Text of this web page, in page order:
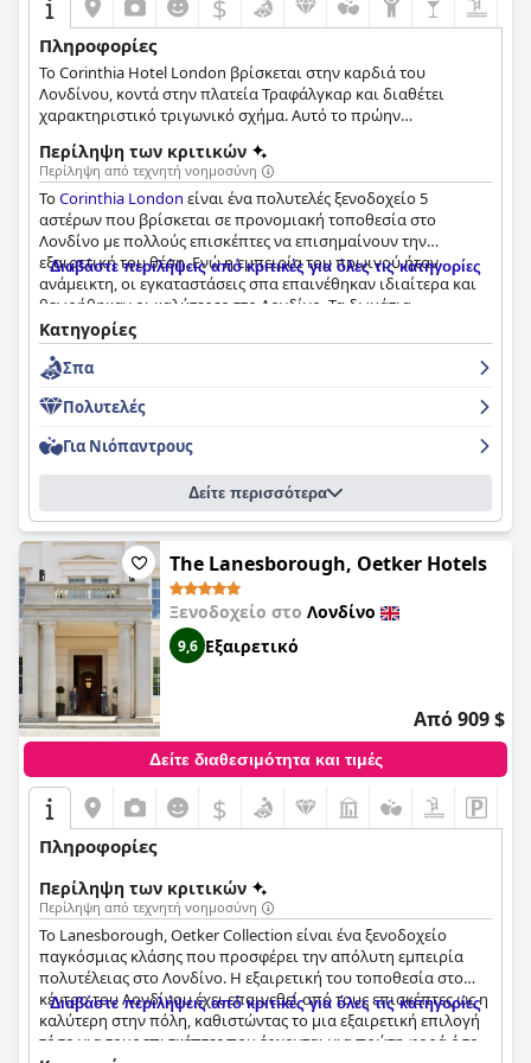
$
Πληροφορίες
Το Corinthia Hotel London βρίσκεται στην καρδιά του
Λονδίνου, κοντά στην πλατεία Τραφάλγκαρ και διαθέτει
χαρακτηριστικό τριγωνικό σχήμα. Αυτό το πρώην
ξανάνοιξε σαν ξενοδοχείο το 2011.
Περίληψη των κριτικών
Περίληψη από τεχνητή νοημοσύνη
ΤοCorinthia London είναι ένα πολυτελές ξενοδοχείο 5
αστέρων που βρίσκεται σε προνομιακή τοποθεσία στο
Λονδίνο με πολλούς επισκέπτες να επισημαίνουν την
εξαιρετική του θέση. Ενώ η εμπειρία του πρωινού ήταν
ανάμεικτη, οι εγκαταστάσεις σπα επαινέθηκαν ιδιαίτερα και
θεωρήθηκαν οι καλύτερες στο Λονδίνο. Τα δωμάτια
περιγράφηκαν ως πολυτελή και όμορφα διακοσμημένα, αν και
ορισμένοι επισκέπτες είχαν προβλήματα με την καθαριότητα
και την εξυπηρέτηση. Ωστόσο, το εξαιρετικό προσωπικό έκανε
ευπρόσδεκτοι και άνετοι. Συνολικά, το
θεωρείται ένα από τα καλύτερα ξενοδοχεία στο Λονδίνο με
κορυφαίες εγκαταστάσεις και υπηρεσίες που αξίζουν
πραγματικά τη βαθμολογία 5 αστέρων. Αν ψάχνετε για μια
πραγματικά πολυτελή εμπειρία στο Λονδίνο, το
Londonαξίζει σίγουρα να το ελέγξετε.
Διαβάστε περιλήψεις από κριτικές για όλες τις κατηγορίες
Κατηγορίες
Σπα
Πολυτελές
Για Νιόπαντρους
Δείτε περισσότερα
The Lanesborough, Oetker Hotels
Ξενοδοχείο στο Λονδίνο
9,6 Εξαιρετικό
Από 909 $
Δείτε διαθεσιμότητα και τιμές
$
Πληροφορίες
Περίληψη των κριτικών
Περίληψη από τεχνητή νοημοσύνη
Το Lanesborough, Oetker Collection είναι ένα ξενοδοχείο
παγκόσμιας κλάσης που προσφέρει την απόλυτη εμπειρία
πολυτέλειας στο Λονδίνο. Η εξαιρετική του τοποθεσία στο
κέντρο του Λονδίνου έχει επαινεθεί από τους επισκέπτες ως η
καλύτερη στην πόλη, καθιστώντας το μια εξαιρετική επιλογή
τόσο για τους επισκέπτες που έρχονται για πρώτη φορά όσο
Διαβάστε περιλήψεις από κριτικές για όλες τις κατηγορίες